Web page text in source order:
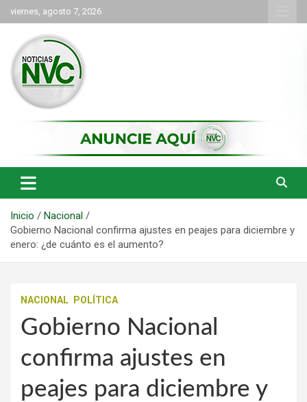
Saltar
al
contenido
viernes, agosto 7, 2026
NVC Noticias
Inicio
Nacional
Gobierno Nacional confirma ajustes en peajes para diciembre y
enero: ¿de cuánto es el aumento?
NACIONAL POLÍTICA
Gobierno Nacional
confirma ajustes en
peajes para diciembre y